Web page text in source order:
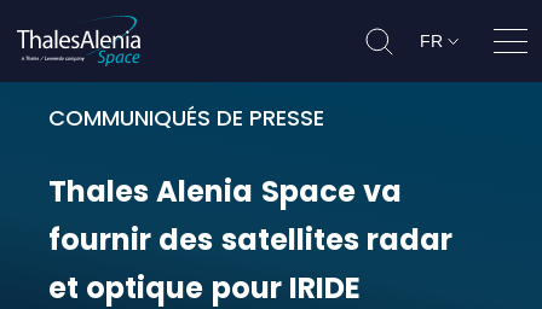
FR
COMMUNIQUÉS DE PRESSE
Thales Alenia Space va fournir
ThalesAlenia Spaceva
fournir des satellites radar
et optique pour IRIDE